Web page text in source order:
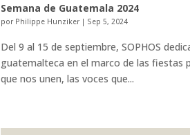
Semana de Guatemala 2024
por Philippe Hunziker | Sep 5, 2024
Del 9 al 15 de septiembre, SOPHOS
guatemalteca en el marco de las fiestas
que nos unen, las voces que...